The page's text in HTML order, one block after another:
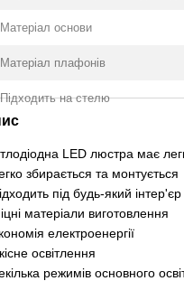
Матеріал основи
Матеріал плафонів
Підходить на стелю
LED люстра має
збирається та монтується
під будь-який інтер'єр
матеріали виготовлення
електроенергії
освітлення
режимів основного